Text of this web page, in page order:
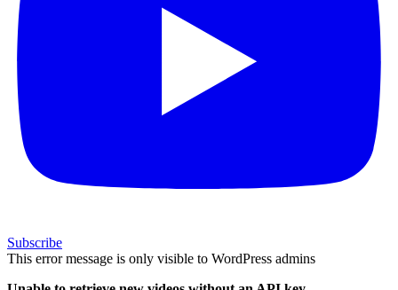
Subscribe
This error message is only visible to WordPress admins